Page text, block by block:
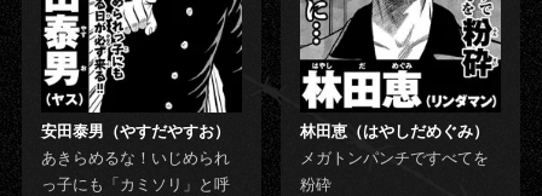
安田泰男（やすだやすお）
あきらめるな！いじめられ
っ子にも「カミソリ」と呼
林田恵（はやしだめぐみ）
メガトンパンチですべてを
粉砕